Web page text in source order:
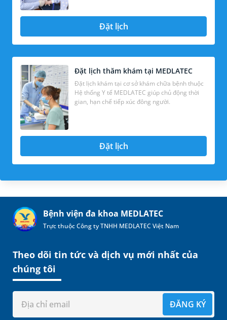
Đặt lịch
Đặt lịch thăm khám tại MEDLATEC
Đặt lịch khám tại cơ sở khám chữa bệnh thuộc
Hệ thống Y tế MEDLATEC giúp chủ động thời
gian, hạn chế tiếp xúc đông người.
Đặt lịch
Bệnh viện đa khoa MEDLATEC
Trực thuộc Công ty TNHH MEDLATEC Việt Nam
Theo dõi tin tức và dịch vụ mới nhất của
chúng tôi
ĐĂNG KÝ